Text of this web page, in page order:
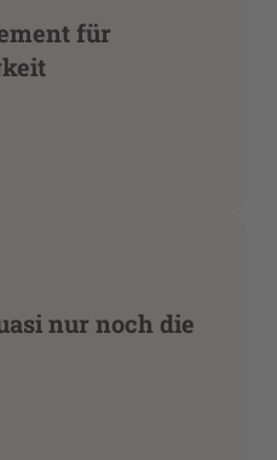
für
nur noch die